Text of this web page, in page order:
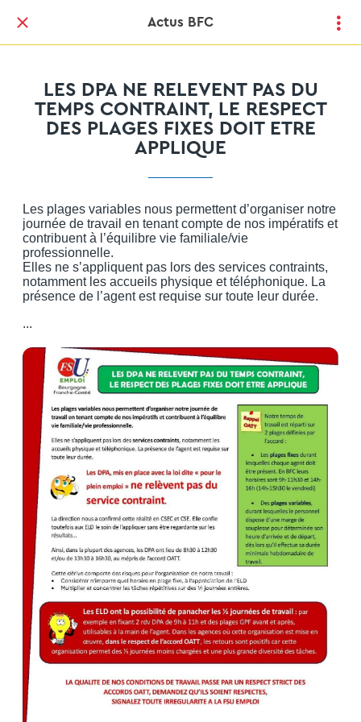
Actus BFC
LES DPA NE RELEVENT PAS DU
TEMPS CONTRAINT, LE RESPECT
DES PLAGES FIXES DOIT ETRE
APPLIQUE
Les plages variables nous permettent d’organiser notre
journée de travail en tenant compte de nos impératifs et
contribuent à l’équilibre vie familiale/vie
professionnelle.
Elles ne s’appliquent pas lors des services contraints,
notamment les accueils physique et téléphonique. La
présence de l’agent est requise sur toute leur durée.
...